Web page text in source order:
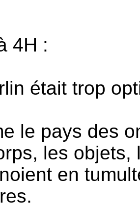
4H :
était trop
le pays des
les
en